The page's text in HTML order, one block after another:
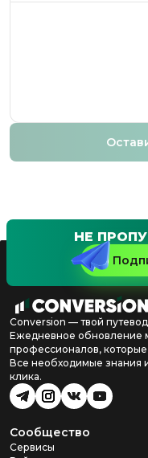
НЕ
Conversion — твой
Ежедневное обновление
профессионалов,
Все необходимые знания
клика.
Сообщество
Сервисы